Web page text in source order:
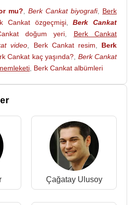
Vereceğim (Savaş) (TV Dizisi)
(TV Dizisi)
mu? Berk Cankat biyografi, Berk
Cankat özgeçmişi,Berk Cankat
doğum yeri
Berk Cankat
video Berk Cankat resim
Berk
Cankat kaç yaşında? Berk Cankat
Berk Cankat albümleri
Çağatay Ulusoy